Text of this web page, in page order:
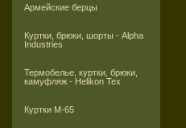
Армейские берцы
Куртки, брюки, шорты - Alpha
Industries
Термобелье, куртки, брюки,
камуфляж - Helikon Tex
Куртки M-65